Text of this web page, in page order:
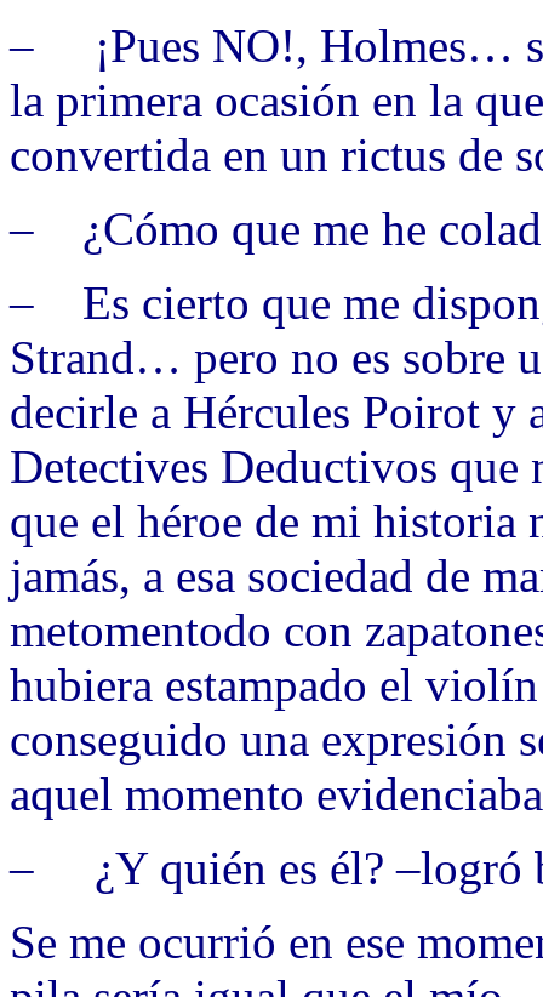
– ¡Pues NO!, Holmes…
la primera ocasión en la
convertida en un rictus de
– ¿Cómo que me he
– Es cierto que me
Strand… pero no es sobre
decirle a Hércules Poirot y
Detectives Deductivos que
que el héroe de mi historia
jamás, a esa sociedad de
metomentodo con
hubiera estampado el
conseguido una expresión
aquel momento
– ¿Y quién es él? –logró
Se me ocurrió en ese